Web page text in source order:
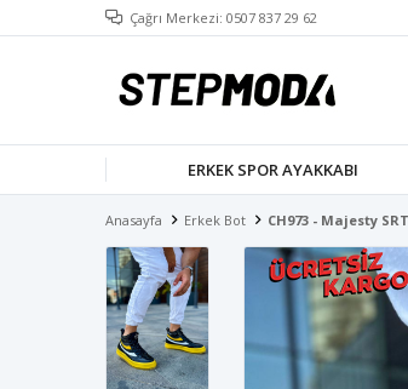
Çağrı Merkezi: 0507 837 29 62
ERKEK SPOR AYAKKABI
Anasayfa Erkek Bot CH973 - Majesty